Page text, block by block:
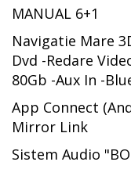
MANUAL 6+1
Navigatie Mare
Dvd -Redare
80Gb -Aux In -
App Connect
Mirror Link
Sistem Audio